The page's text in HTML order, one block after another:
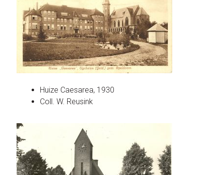
Huize Caesarea, 1930
Coll. W. Reusink